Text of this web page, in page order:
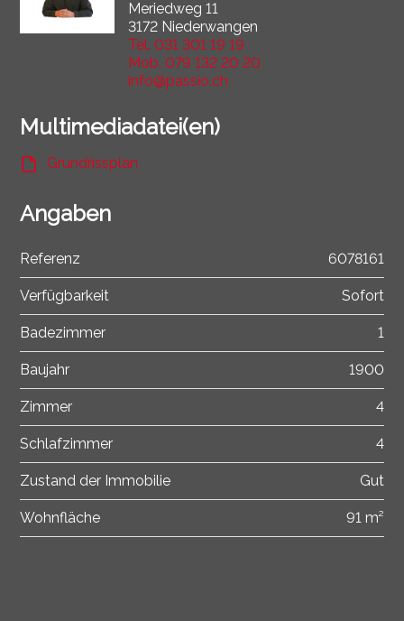
Meriedweg 11
3172 Niederwangen
Tel. 031 301 19 19
Mob. 079 132 20 20
info@passio.ch
Multimediadatei(en)
Grundrissplan
Angaben
Referenz 6078161
Verfügbarkeit Sofort
Badezimmer 1
Baujahr 1900
Zimmer 4
Schlafzimmer 4
Zustand der Immobilie Gut
Wohnfläche 91 m²